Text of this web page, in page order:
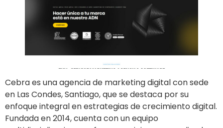
Cebra es una agencia de marketing digital con sede
en Las Condes, Santiago, que se destaca por su
enfoque integral en estrategias de crecimiento digital.
Fundada en 2014, cuenta con un equipo